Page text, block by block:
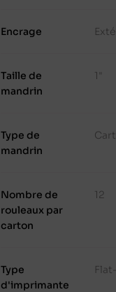
Encrage
Taille de
mandrin
1"
Type de
mandrin
Nombre de
rouleaux par
carton
12
Type
d'imprimante